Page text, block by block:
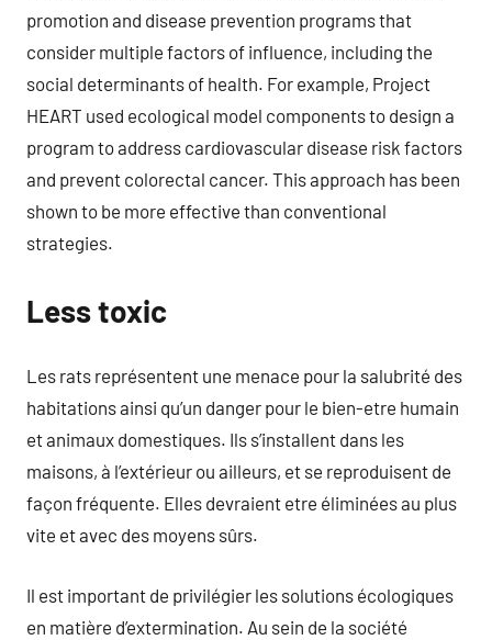
promotion and disease prevention programs that
consider multiple factors of influence, including the
social determinants of health. For example, Project
HEART used ecological model components to design a
program to address cardiovascular disease risk factors
and prevent colorectal cancer. This approach has been
shown to be more effective than conventional
strategies.
Less toxic
Les rats représentent une menace pour la salubrité des
habitations ainsi qu’un danger pour le bien-etre humain
et animaux domestiques. Ils s’installent dans les
maisons, à l’extérieur ou ailleurs, et se reproduisent de
façon fréquente. Elles devraient etre éliminées au plus
vite et avec des moyens sûrs.
Il est important de privilégier les solutions écologiques
en matière d’extermination. Au sein de la société